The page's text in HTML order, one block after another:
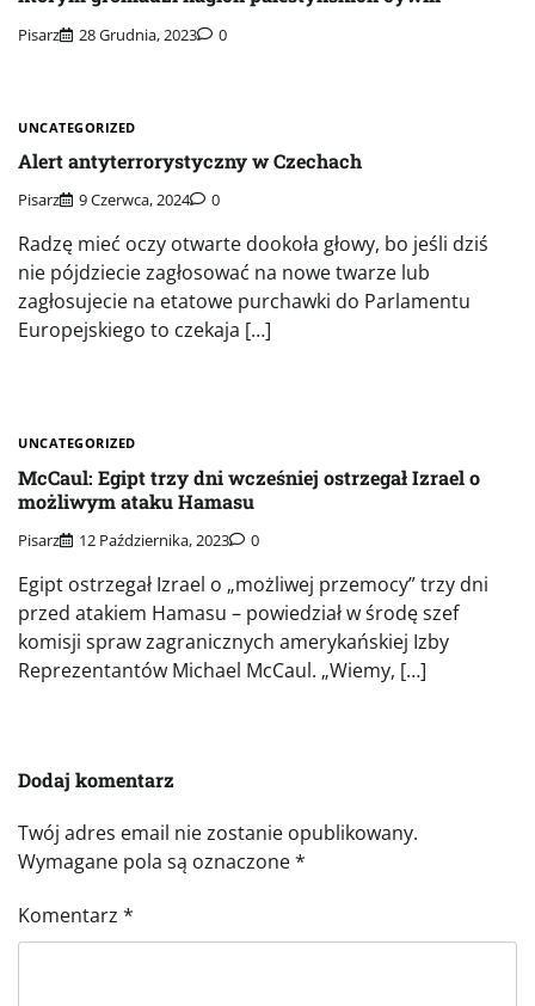
Pisarz 28 Grudnia, 2023 0
UNCATEGORIZED
Alert antyterrorystyczny w Czechach
Pisarz 9 Czerwca, 2024 0
Radzę mieć oczy otwarte dookoła głowy, bo jeśli dziś
nie pójdziecie zagłosować na nowe twarze lub
zagłosujecie na etatowe purchawki do Parlamentu
Europejskiego to czekaja […]
UNCATEGORIZED
McCaul: Egipt trzy dni wcześniej ostrzegał Izrael o
możliwym ataku Hamasu
Pisarz 12 Października, 2023 0
Egipt ostrzegał Izrael o „możliwej przemocy” trzy dni
przed atakiem Hamasu – powiedział w środę szef
komisji spraw zagranicznych amerykańskiej Izby
Reprezentantów Michael McCaul. „Wiemy, […]
Dodaj komentarz
Twój adres email nie zostanie opublikowany.
Wymagane pola są oznaczone*
Komentarz *